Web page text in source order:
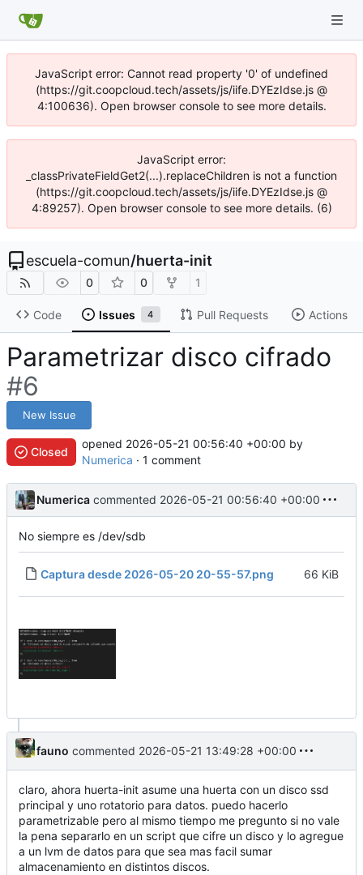
JavaScript error: Cannot read property '0' of undefined
(https://git.coopcloud.tech/assets/js/iife.DYEzIdse.js @
4:100636). Open browser console to see more details.
JavaScript error:
_classPrivateFieldGet2(...).replaceChildren is not a function
(https://git.coopcloud.tech/assets/js/iife.DYEzIdse.js @
4:89257). Open browser console to see more details. (6)
escuela-comun/huerta-init
0 0 1
Code Issues 4 Pull Requests Actions
Parametrizar disco cifrado
#6
New Issue
Closed
opened 2026-05-21 00:56:40 +00:00 by
Numerica · 1 comment
Numerica commented 2026-05-21 00:56:40 +00:00
No siempre es /dev/sdb
Captura desde 2026-05-20 20-55-57.png 66 KiB
fauno commented 2026-05-21 13:49:28 +00:00
claro, ahora huerta-init asume una huerta con un disco ssd
principal y uno rotatorio para datos. puedo hacerlo
parametrizable pero al mismo tiempo me pregunto si no vale
la pena separarlo en un script que cifre un disco y lo agregue
a un lvm de datos para que sea mas facil sumar
almacenamiento en distintos discos.